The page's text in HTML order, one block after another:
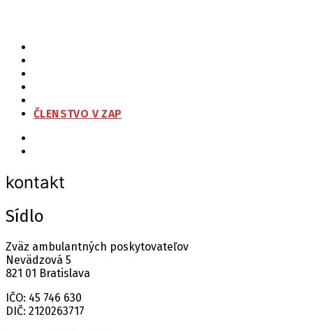
ČLENSTVO V ZAP
kontakt
Sídlo
Zväz ambulantných poskytovateľov
Nevädzová 5
821 01 Bratislava
IČO: 45 746 630
DIČ: 2120263717